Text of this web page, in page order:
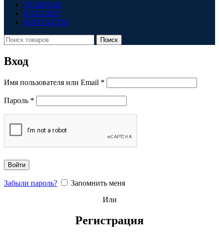
ГЛАВНАЯ
КАТАЛОГ
КОНТАКТЫ
Поиск
Вход
Имя пользователя или Email *
Пароль *
Войти
Забыли пароль?
Запомнить меня
Или
Регистрация